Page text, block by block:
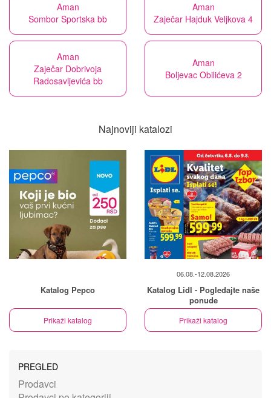
Aman
Sombor Sportska bb
Aman
Zaječar Hajduk Veljkova 4
Aman
Zaječar Dobrivoja
Radosavljevića bb
Aman
Boljevac Obilićeva 2
Najnoviji katalozi
Katalog Pepco
Prikaži katalog
06.08.-12.08.2026
Katalog Lidl - Pogledajte naše
ponude
Prikaži katalog
PREGLED
Prodavci